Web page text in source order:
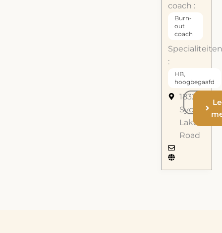
coach :
Burn-
out
coach
:
HB,
hoogbegaafd
1832
Sycamore
Lake
Road
call